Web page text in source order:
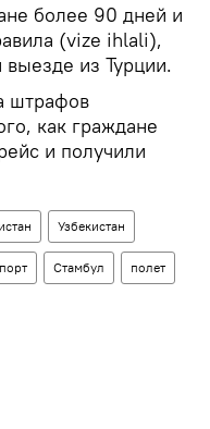
более 90 дней и
(vize ihlali),
из Турции.
штрафов
как граждане
и получили
Узбекистан
Стамбул полет